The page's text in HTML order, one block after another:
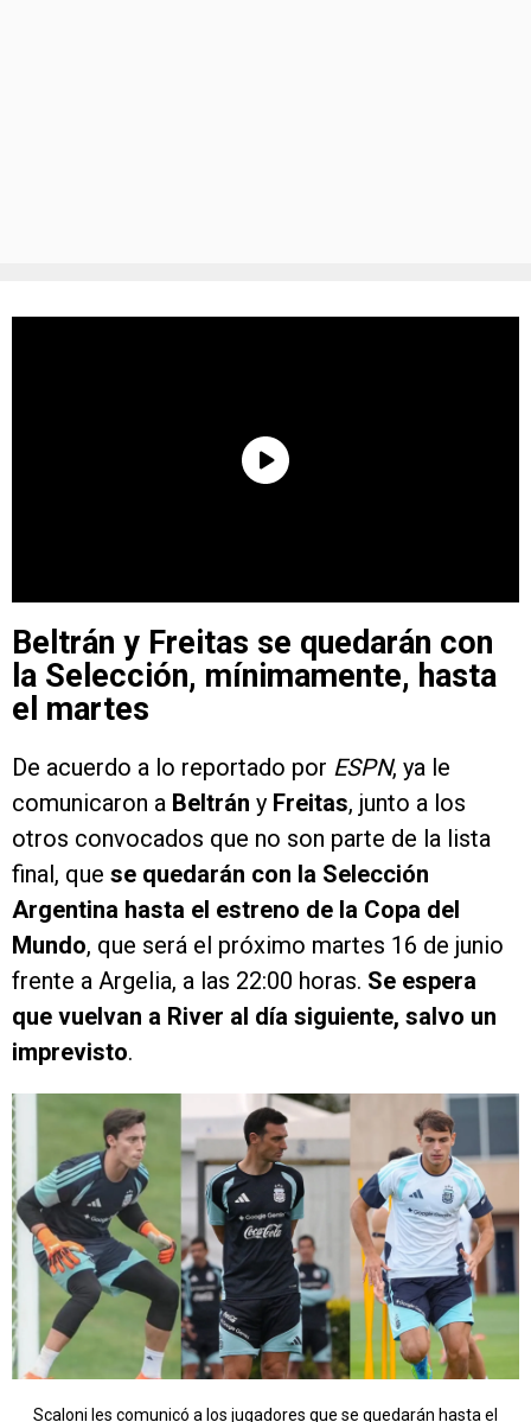
Beltrán y Freitas se quedarán con
la Selección, mínimamente, hasta
el martes
De acuerdo a lo reportado por ESPN, ya le
comunicaron a Beltrán y Freitas, junto a los
otros convocados que no son parte de la lista
final, que se quedarán con la Selección
Argentina hasta el estreno de la Copa del
Mundo, que será el próximo martes 16 de junio
frente a Argelia, a las 22:00 horas. Se espera
que vuelvan a River al día siguiente, salvo un
imprevisto.
Scaloni les comunicó a los jugadores que se quedarán hasta el